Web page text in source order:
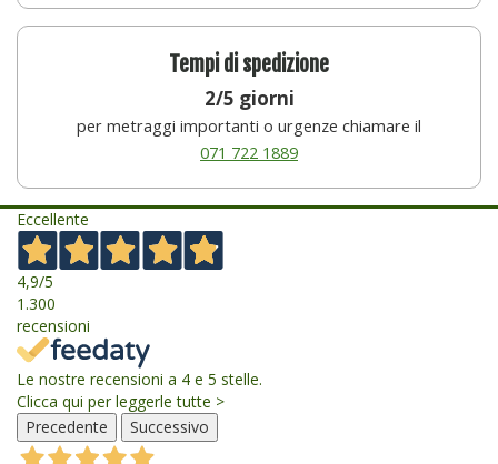
Tempi di spedizione
2/5 giorni
per metraggi importanti o urgenze chiamare il
071 722 1889
Eccellente
4,9/5
1.300
recensioni
Le nostre recensioni a 4 e 5 stelle.
Clicca qui per leggerle tutte >
Precedente
Successivo